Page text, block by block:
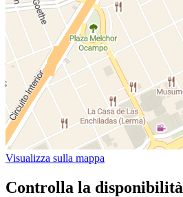
Visualizza sulla mappa
Controlla la disponibilità